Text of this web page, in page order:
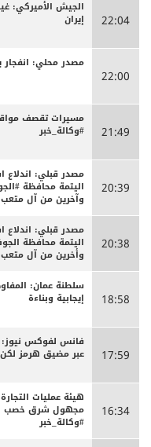
22:04 إيران
22:00
مصدر محلي: انفجار
21:49
مسيرات تقصف
#وكالة_خبر
20:39
مصدر قبلي:
اليتمة محافظة
وآخرين من آل متعب
20:38
مصدر قبلي:
اليتمة محافظة
وأخرين من آل متعب
18:58
سلطنة عمان:
إيجابية وبناءة
17:59
فانس لفوكس نيوز:
عبر مضيق هرمز لكن
16:34
هيئة عمليات
مجهول شرق خصب
#وكالة_خبر